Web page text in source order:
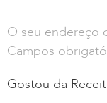
O seu endereço
Campos
Gostou da